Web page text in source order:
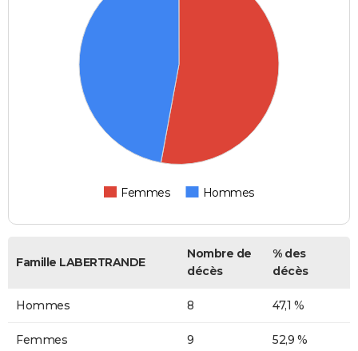
Femmes Hommes
Famille LABERTRANDE
Nombre de
décès
% des
décès
Hommes 8 47,1 %
Femmes 9 52,9 %